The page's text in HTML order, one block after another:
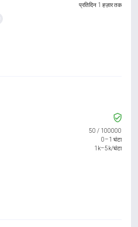
प्रतिदिन 1 हज़ार तक
50 / 100000
0–1 घंटा
1k–5k/घंटा